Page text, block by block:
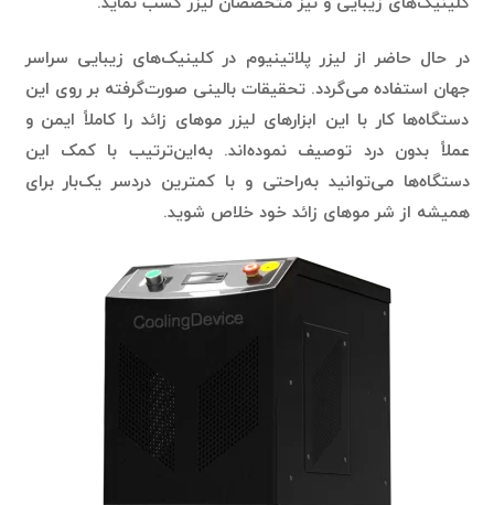
در حال حاضر از لیزر پلاتینیوم در کلینیک‌های زیبایی سراسر
جهان استفاده می‌گردد. تحقیقات بالینی صورت‌گرفته بر روی این
دستگاه‌ها کار با این ابزارهای لیزر موهای زائد را کاملاً ایمن و
عملاً بدون درد توصیف نموده‌اند. به‌این‌ترتیب با کمک این
دستگاه‌ها می‌توانید به‌راحتی و با کمترین دردسر یک‌بار برای
همیشه از شر موهای زائد خود خلاص شوید.